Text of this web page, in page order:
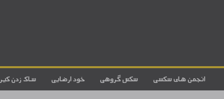
ساک زدن کیر خود ارضایی سکس گروهی انجمن های سکسی